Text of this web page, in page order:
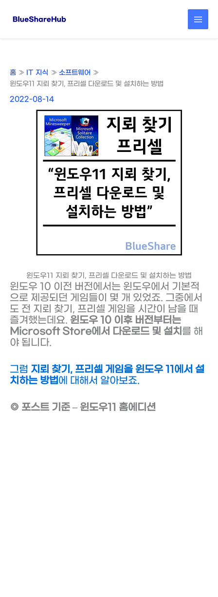
홈 IT 지식
소프트웨어
윈도우11 지뢰 찾기, 프리셀 다운로드 및 설치하는 방법
2022-08-14
윈도우11 지뢰 찾기, 프리셀 다운로드 및 설치하는 방법
윈도우 10 이전 버전에서는 윈도우에서 기본적
으로 제공되던 게임들이 몇 개 있었죠. 그중에서
도 전 지뢰 찾기, 프리셀 게임을 시간이 남을 때
즐겨했는데요. 윈도우 10 이후 버전부터는
Microsoft Store에서 다운로드 및 설치 를 해
야 됩니다.
그럼 지뢰 찾기, 프리셀 게임을 윈도우 11에서 설
치하는 방법에 대해서 알아보죠.
◎ 포스트 기준 – 윈도우11 홈에디션